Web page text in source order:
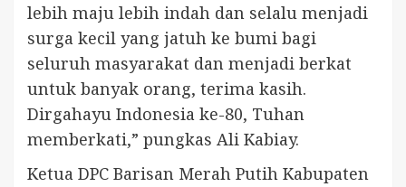
lebih maju lebih indah dan selalu menjadi
surga kecil yang jatuh ke bumi bagi
seluruh masyarakat dan menjadi berkat
untuk banyak orang, terima kasih.
Dirgahayu Indonesia ke-80, Tuhan
memberkati,” pungkas Ali Kabiay.
Ketua DPC Barisan Merah Putih Kabupaten